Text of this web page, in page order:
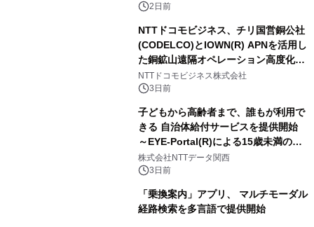
ートとして新たな魅力を発信。
2日前
NTTドコモビジネス、チリ国営銅公社
(CODELCO)とIOWN(R) APNを活用し
た銅鉱山遠隔オペレーション高度化に
向けた調査・実証を開始
NTTドコモビジネス株式会社
3日前
子どもから高齢者まで、誰もが利用で
きる 自治体給付サービスを提供開始
～EYE-Portal(R)による15歳未満の本
人認証と デジタルデバイド対策で実現
～
株式会社NTTデータ関西
3日前
「乗換案内」アプリ、 マルチモーダル
経路検索を多言語で提供開始